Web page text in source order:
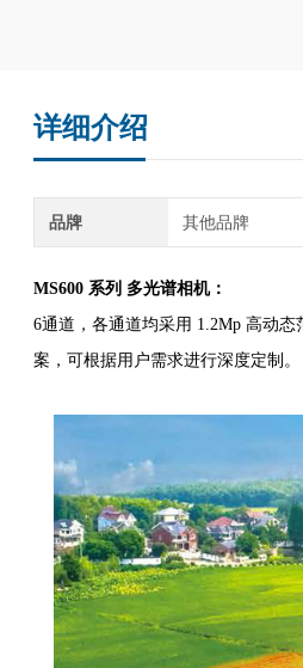
详细介绍
品牌 其他品牌
MS600 系列 多光谱相机：
6通道，各通道均采用 1.2Mp 高动态
案，可根据用户需求进行深度定制。